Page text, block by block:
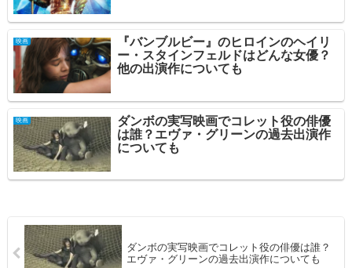
映画
『バンブルビー』のヒロインのヘイリ
ー・スタインフェルドはどんな女優？
他の出演作についても
映画
ダンボの実写映画でコレット役の俳優
は誰？エヴァ・グリーンの過去出演作
についても
ダンボの実写映画でコレット役の俳優は誰？
エヴァ・グリーンの過去出演作についても